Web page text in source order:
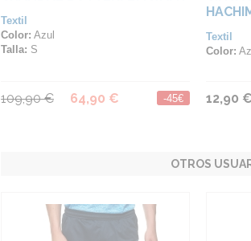
Textil
Color: Azul
Talla: S
109,90 € 64,90 € -45€
Textil
Color:
12,90 €
OTROS